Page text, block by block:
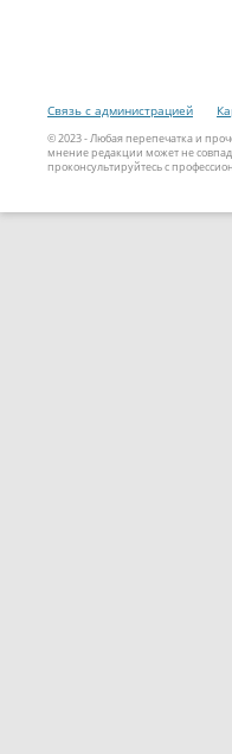
Связь с администрацией
© 2023 - Любая перепечатка и
мнение редакции может не
проконсультируйтесь с